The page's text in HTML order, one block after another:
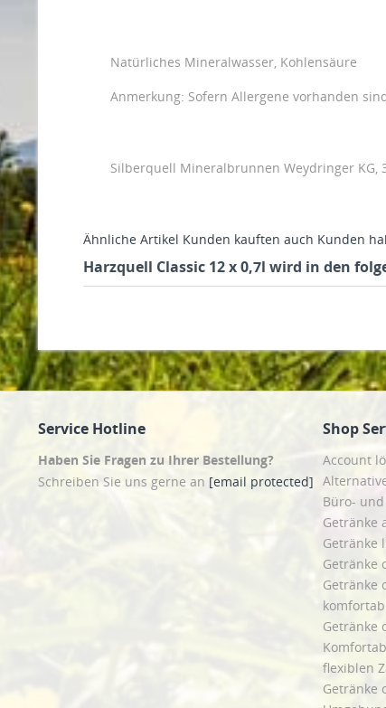
Natürliches Mineralwasser, Kohlensäure
Anmerkung: Sofern Allergene vorhanden
Silberquell Mineralbrunnen Weydringer KG,
Ähnliche Artikel Kunden kauften auch Kunden
Harzquell Classic 12 x 0,7l wird in den
Service Hotline
Haben Sie Fragen zu Ihrer Bestellung?
Schreiben Sie uns gerne an [email protected]
Shop
Account
Büro-
Getränke
Getränke
Getränke
Getränke
Getränke
flexiblen
Getränke